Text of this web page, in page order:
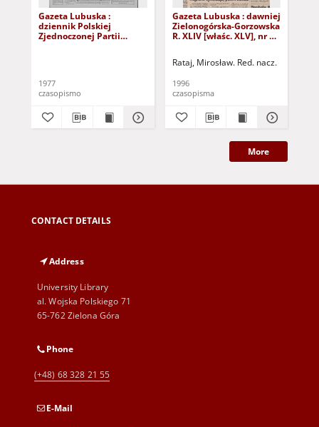
Gazeta Lubuska :
dziennik Polskiej
Zjednoczonej Partii
1977
czasopismo
Gazeta Lubuska : dawniej
Zielonogórska-Gorzowska
R. XLIV [właśc. XLV], nr 52
Rataj, Mirosław. Red. nacz.
1996
czasopisma
More
CONTACT DETAILS
Address
University Library
al. Wojska Polskiego 71
65-762 Zielona Góra
Phone
(+48) 68 328 21 55
E-Mail